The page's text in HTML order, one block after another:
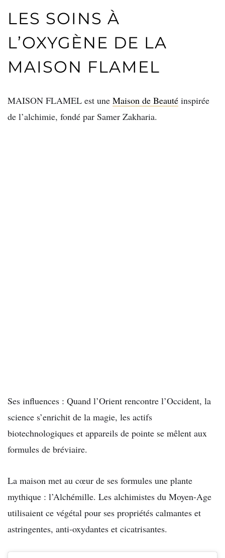
LES SOINS À
L’OXYGÈNE DE LA
MAISON FLAMEL
MAISON FLAMEL est une Maison de Beauté inspirée
de l’alchimie, fondé par Samer Zakharia.
Ses influences : Quand l’Orient rencontre l’Occident, la
science s’enrichit de la magie, les actifs
biotechnologiques et appareils de pointe se mêlent aux
formules de bréviaire.
La maison met au cœur de ses formules une plante
mythique : l’Alchémille. Les alchimistes du Moyen-Age
utilisaient ce végétal pour ses propriétés calmantes et
astringentes, anti-oxydantes et cicatrisantes.